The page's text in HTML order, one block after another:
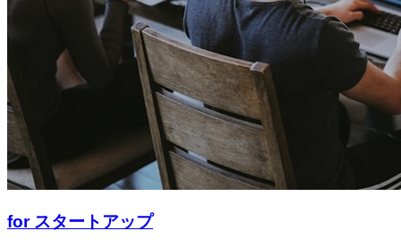
for スタートアップ